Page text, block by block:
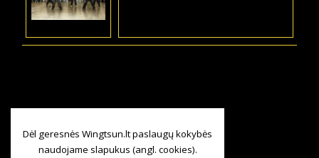
Dėl geresnės Wingtsun.lt paslaugų kokybės
naudojame slapukus (angl. cookies).